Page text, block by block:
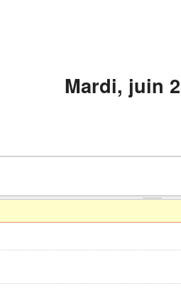
Mardi, juin